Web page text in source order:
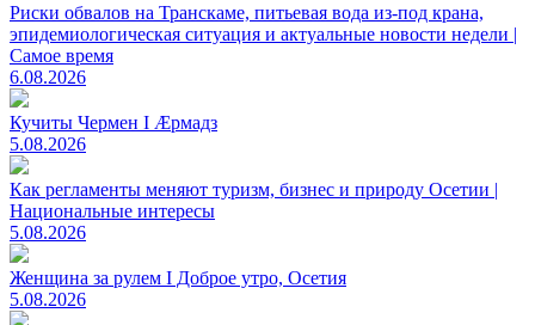
Риски обвалов на Транскаме, питьевая вода из-под крана,
эпидемиологическая ситуация и актуальные новости недели |
Самое время
6.08.2026
Кучиты Чермен I Æрмадз
5.08.2026
Как регламенты меняют туризм, бизнес и природу Осетии |
Национальные интересы
5.08.2026
Женщина за рулем I Доброе утро, Осетия
5.08.2026